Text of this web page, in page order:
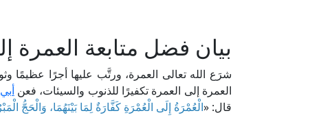
بيان فضل متابعة العمرة
شرَع الله تعالى العمرة، ورتَّب عليها أجرًا عظيمًا
العمرة إلى العمرة تكفيرًا للذنوب والسيئات، فعن
قال: «الْعُمْرَةُ إِلَى الْعُمْرَةِ كَفَّارَةٌ لِمَا بَيْنَهُمَا، وَالْحَجُّ